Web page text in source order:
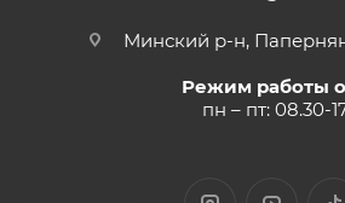
Минский р-н,
Режим работы
пн – пт: 08.30-